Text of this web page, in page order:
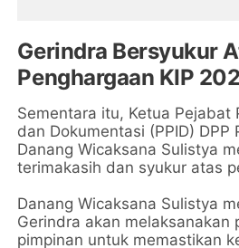
Gerindra Bersyukur
Penghargaan KIP
Sementara itu, Ketua Pejabat
dan Dokumentasi (PPID) DPP
Danang Wicaksana Sulistya
terimakasih dan syukur atas
Danang Wicaksana Sulistya
Gerindra akan melaksanakan
pimpinan untuk memastikan